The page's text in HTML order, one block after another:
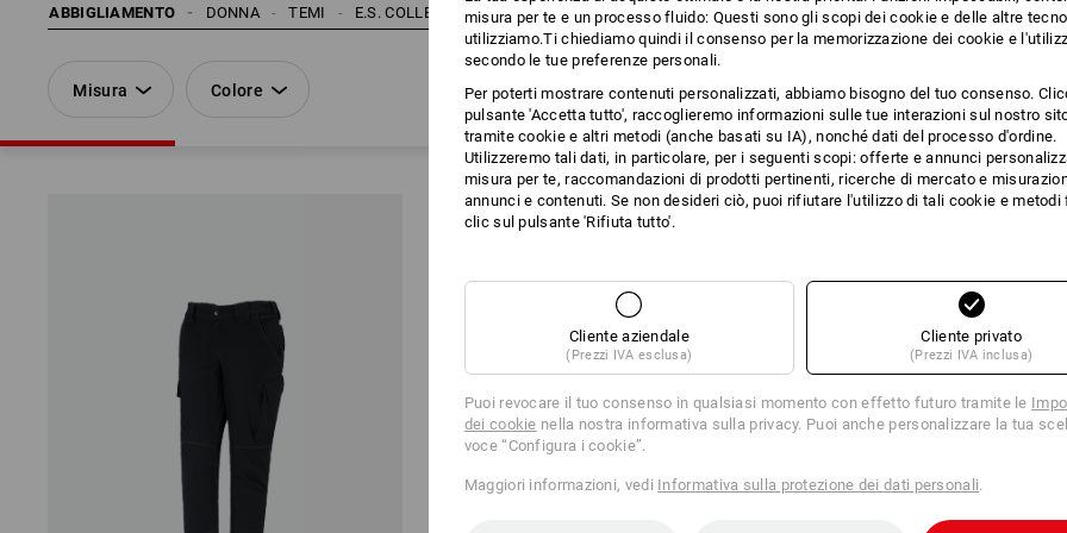
ABBIGLIAMENTO E.S.DYNASHIELD
E.S. COLLEZIONI A COLPO D’OCCHIO
TEMI
DONNA
Misura Colore
misura per te e un processo fluido: Questi sono gli scopi dei cookie e delle altre
utilizziamo.Ti chiediamo quindi il consenso per la memorizzazione dei cookie e
secondo le tue preferenze personali.
Per poterti mostrare contenuti personalizzati, abbiamo bisogno del tuo consenso.
pulsante 'Accetta tutto', raccoglieremo informazioni sulle tue interazioni sul nostro
tramite cookie e altri metodi (anche basati su IA), nonché dati del processo d'ordine.
Utilizzeremo tali dati, in particolare, per i seguenti scopi: offerte e annunci
misura per te, raccomandazioni di prodotti pertinenti, ricerche di mercato e
annunci e contenuti. Se non desideri ciò, puoi rifiutare l'utilizzo di tali cookie e metodi
clic sul pulsante 'Rifiuta tutto'.
Cliente aziendale
(Prezzi IVA esclusa)
Cliente privato
(Prezzi IVA inclusa)
Puoi revocare il tuo consenso in qualsiasi momento con effetto futuro tramite le
dei cookie nella nostra informativa sulla privacy. Puoi anche personalizzare la tua
voce “Configura i cookie”.
Maggiori informazioni, vedi Informativa sulla protezione dei dati personali.